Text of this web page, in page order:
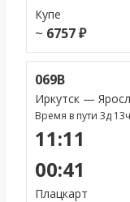
Купе
~ 6757 ₽
069В
Иркутск —
Время в пути 3д
11:11
00:41
Плацкарт